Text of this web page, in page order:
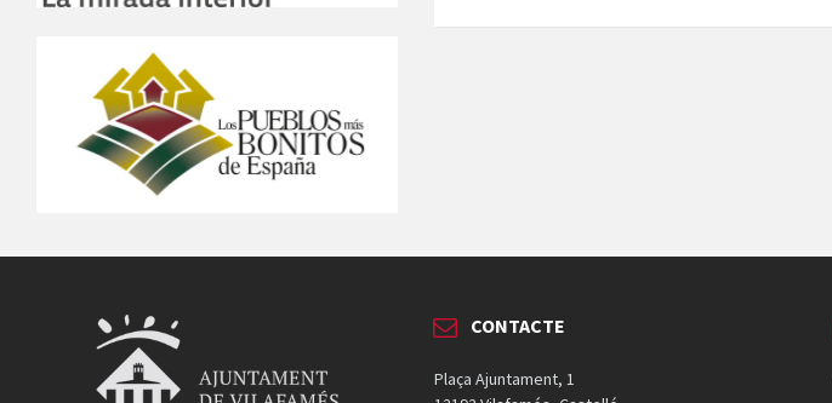
CONTACTE
Plaça Ajuntament, 1